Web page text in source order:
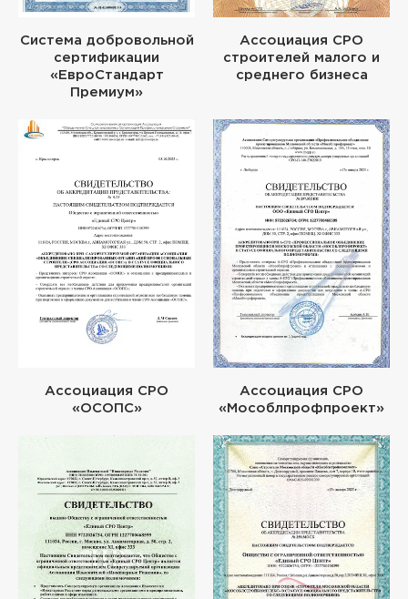
Система добровольной
сертификации
«ЕвроСтандарт
Премиум»
Ассоциация СРО
строителей малого и
среднего бизнеса
Ассоциация СРО
«ОСОПС»
Ассоциация СРО
«Мособлпрофпроект»